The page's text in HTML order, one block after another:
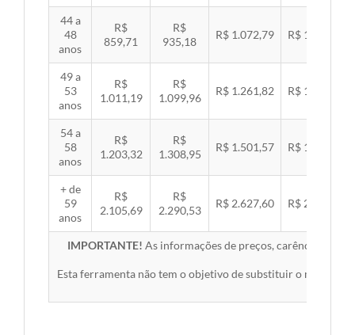
44 a
48
anos
R$
859,71
R$
935,18
R$ 1.072,79 R$ 1.105,53
49 a
53
anos
R$
1.011,19
R$
1.099,96
R$ 1.261,82 R$ 1.300,32
54 a
58
anos
R$
1.203,32
R$
1.308,95
R$ 1.501,57 R$ 1.547,38
+ de
59
anos
R$
2.105,69
R$
2.290,53
R$ 2.627,60 R$ 2.707,76
IMPORTANTE! As informações de preços, carências,
Esta ferramenta não tem o objetivo de substituir o material